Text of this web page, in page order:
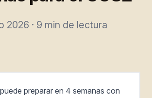
2026 · 9 min de lectura
preparar en 4 semanas con